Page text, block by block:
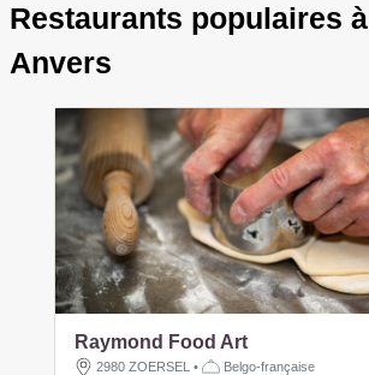
Restaurants populaires à
Anvers
Raymond Food Art
2980 ZOERSEL • Belgo-française